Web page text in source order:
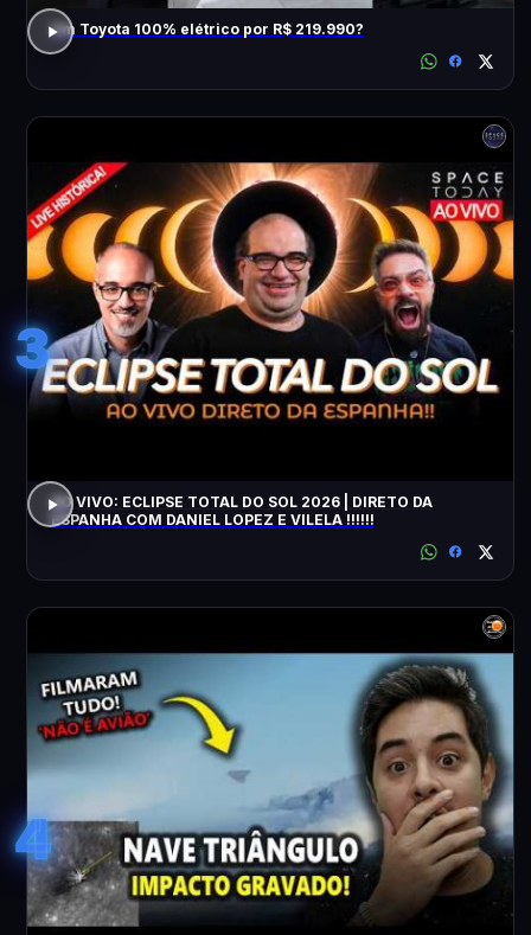
Um Toyota 100% elétrico por R$ 219.990?
3
AO VIVO: ECLIPSE TOTAL DO SOL 2026 | DIRETO DA
ESPANHA COM DANIEL LOPEZ E VILELA !!!!!!
4